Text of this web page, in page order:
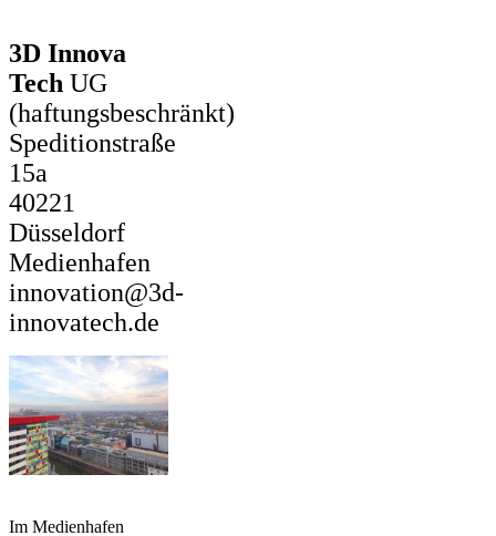
3D Innova
Tech UG
(haftungsbeschränkt)
Speditionstraße
15a
40221
Düsseldorf
Medienhafen
innovation@3d-
innovatech.de
Im Medienhafen